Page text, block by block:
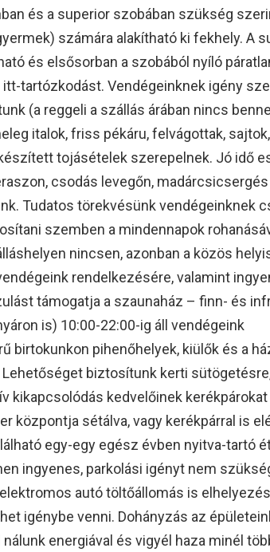
és a superior szobában szükség
számára alakítható ki fekhely. A
és elsősorban a szobából nyíló
tartózkodást. Vendégeinknek igény
(a reggeli a szállás árában nincs
italok, friss pékáru, felvágottak,
tojásételek szerepelnek. Jó idő
csodás levegőn,
Tudatos törekvésünk vendégeinknek
szemben a mindennapok
nincsen, azonban a közös
rendelkezésére, valamint
támogatja a szaunaház – finn- és
is) 10:00-22:00-ig áll vendégeink
birtokunkon pihenőhelyek, kiülők és a
biztosítunk kerti
kikapcsolódás kedvelőinek
központja sétálva, vagy kerékpárral is
egy-egy egész évben nyitva-tartó
ingyenes, parkolási igényt nem
autó töltőállomás is
igénybe venni. Dohányzás az
energiával és vigyél haza minél